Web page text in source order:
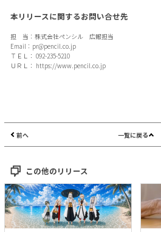
本リリースに関するお問い合せ先
担 当：株式会社ペンシル 広報担当
Email： pr@pencil.co.jp
ＴＥＬ： 092-235-5210
ＵＲＬ： https://www.pencil.co.jp
前へ 一覧に戻る
この他のリリース